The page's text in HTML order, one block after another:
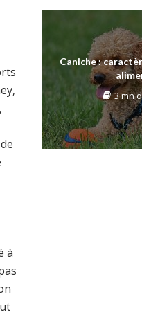
à
Caniche :
3 mn